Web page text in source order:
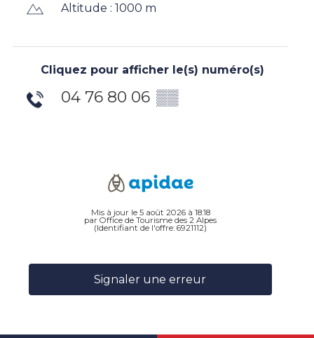
Altitude : 1000 m
Cliquez pour afficher le(s) numéro(s)
04 76 80 06 ▒▒
Mis à jour le 5 août 2026 à 18:18
par Office de Tourisme des 2 Alpes
(Identifiant de l'offre: 6921112)
Signaler une erreur